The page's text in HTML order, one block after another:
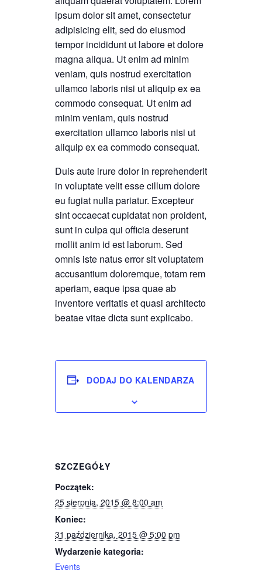
ipsum dolor sit amet, consectetur
adipisicing elit, sed do eiusmod
tempor incididunt ut labore et dolore
magna aliqua. Ut enim ad minim
veniam, quis nostrud exercitation
ullamco laboris nisi ut aliquip ex ea
commodo consequat. Ut enim ad
minim veniam, quis nostrud
exercitation ullamco laboris nisi ut
aliquip ex ea commodo consequat.
Duis aute irure dolor in reprehenderit
in voluptate velit esse cillum dolore
eu fugiat nulla pariatur. Excepteur
sint occaecat cupidatat non proident,
sunt in culpa qui officia deserunt
mollit anim id est laborum. Sed
omnis iste natus error sit voluptatem
accusantium doloremque, totam rem
aperiam, eaque ipsa quae ab
inventore veritatis et quasi architecto
beatae vitae dicta sunt explicabo.
DODAJ DO KALENDARZA
SZCZEGÓŁY
Początek:
25 sierpnia, 2015 @ 8:00 am
Koniec:
31 października, 2015 @ 5:00 pm
Wydarzenie kategoria:
Events